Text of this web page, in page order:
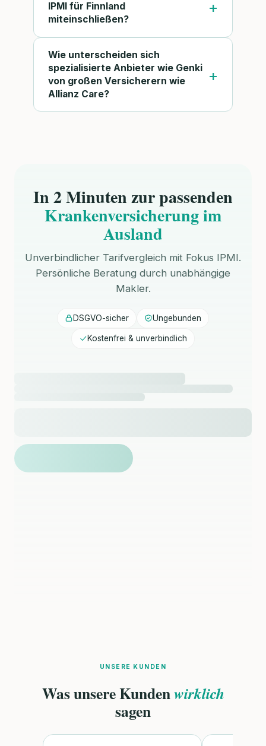
IPMI für Finnland
miteinschließen?
Wie unterscheiden sich
spezialisierte Anbieter wie Genki
von großen Versicherern wie
Allianz Care?
In 2 Minuten zur passenden
Krankenversicherung im
Ausland
Unverbindlicher Tarifvergleich mit Fokus IPMI.
Persönliche Beratung durch unabhängige
Makler.
DSGVO-sicher Ungebunden
Kostenfrei & unverbindlich
UNSERE KUNDEN
Was unsere Kundenwirklich
sagen